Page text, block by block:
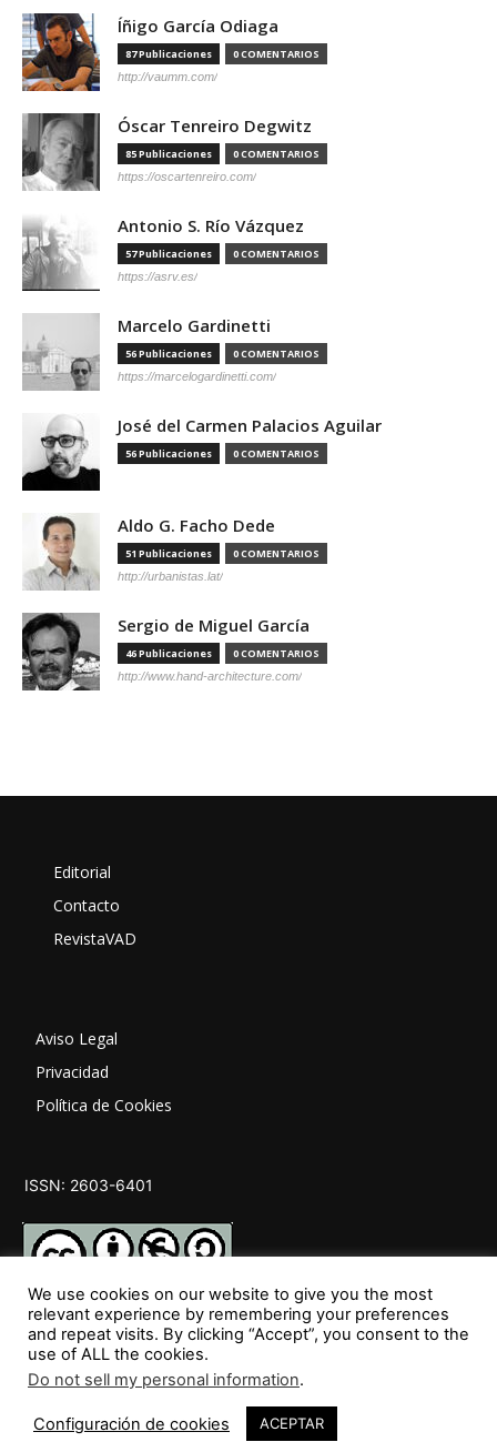
Íñigo García Odiaga
87 Publicaciones 0 COMENTARIOS
http://vaumm.com/
Óscar Tenreiro Degwitz
85 Publicaciones 0 COMENTARIOS
https://oscartenreiro.com/
Antonio S. Río Vázquez
57 Publicaciones 0 COMENTARIOS
https://asrv.es/
Marcelo Gardinetti
56 Publicaciones 0 COMENTARIOS
https://marcelogardinetti.com/
José del Carmen Palacios Aguilar
56 Publicaciones 0 COMENTARIOS
Aldo G. Facho Dede
51 Publicaciones 0 COMENTARIOS
http://urbanistas.lat/
Sergio de Miguel García
46 Publicaciones 0 COMENTARIOS
http://www.hand-architecture.com/
Editorial
Contacto
RevistaVAD
Aviso Legal
Privacidad
Política de Cookies
ISSN: 2603-6401
SÍGUENOS
We use cookies on our website to give you the most
relevant experience by remembering your preferences
and repeat visits. By clicking “Accept”, you consent to the
use of ALL the cookies.
Do not sell my personal information.
Configuración de cookies ACEPTAR